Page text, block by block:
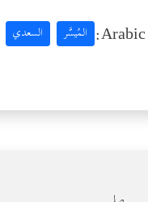
المُيسَّر السعدي